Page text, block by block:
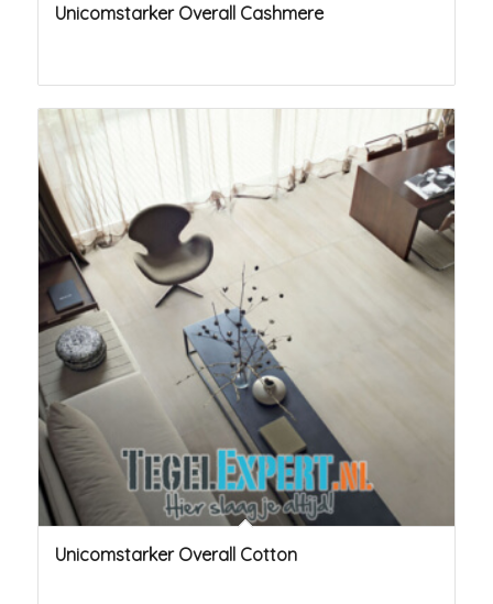
Unicomstarker Overall Cashmere
Unicomstarker Overall Cotton